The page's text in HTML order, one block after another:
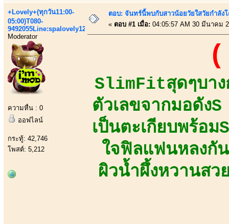
+Lovely+(ทุกวัน11:00-
05:00)T080-
9492055Line:spalovely123
Moderator
ความหื่น : 0
ออฟไลน์
กระทู้: 42,746
โพสต์: 5,212
ตอบ: จันทร์นี้พบกับสาวน้อยวัยใสวัยกำลัง
« ตอบ #1 เมื่อ: 04:05:57 AM 30 มีนาคม
SlimFitสุดๆบาง
ตัวเลขจากมอดั
เป็นตะเกียบพร้อ
ใจฟิลแฟนหลง
ผิวน้ำผึ้งหวานสว